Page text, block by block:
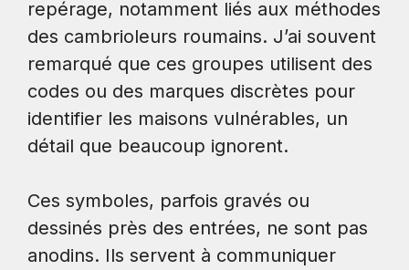
repérage, notamment liés aux méthodes
des cambrioleurs roumains. J’ai souvent
remarqué que ces groupes utilisent des
codes ou des marques discrètes pour
identifier les maisons vulnérables, un
détail que beaucoup ignorent.
Ces symboles, parfois gravés ou
dessinés près des entrées, ne sont pas
anodins. Ils servent à communiquer